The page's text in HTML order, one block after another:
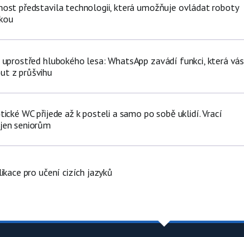
představila technologii, která umožňuje ovládat roboty
uprostřed hlubokého lesa: WhatsApp zavádí funkci, která vás
z průšvihu
WC přijede až k posteli a samo po sobě uklidí. Vrací
seniorům
pro učení cizích jazyků